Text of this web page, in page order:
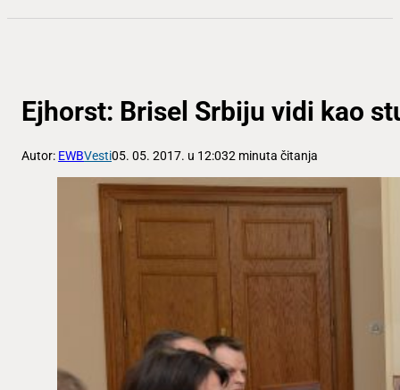
Ejhorst: Brisel Srbiju vidi kao
Autor: EWBVesti05. 05. 2017. u 12:032 minuta čitanja